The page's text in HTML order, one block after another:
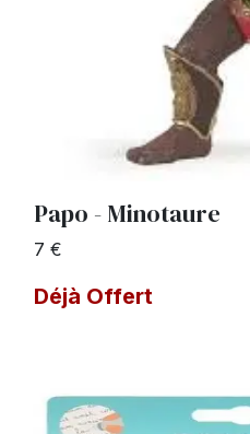
Papo - Minotaure
7 €
Déjà Offert